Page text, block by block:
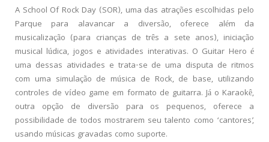
A School Of Rock Day (SOR), uma das atrações escolhidas pelo
Parque para alavancar a diversão, oferece além da
musicalização (para crianças de três a sete anos), iniciação
musical lúdica, jogos e atividades interativas. O Guitar Hero é
uma dessas atividades e trata-se de uma disputa de ritmos
com uma simulação de música de Rock, de base, utilizando
controles de vídeo game em formato de guitarra. Já o Karaokê,
outra opção de diversão para os pequenos, oferece a
possibilidade de todos mostrarem seu talento como ‘cantores’,
usando músicas gravadas como suporte.